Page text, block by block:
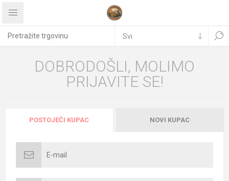
DOBRODOŠLI, MOLIMO
PRIJAVITE SE!
POSTOJEĆI KUPAC NOVI KUPAC